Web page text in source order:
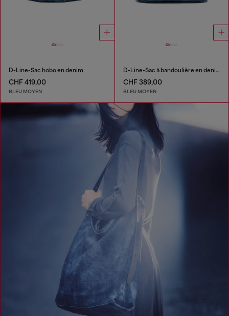
D-Line-Sac hobo en denim
CHF 419,00
BLEU MOYEN
D-Line-Sac à bandoulière en denim
CHF 389,00
BLEU MOYEN